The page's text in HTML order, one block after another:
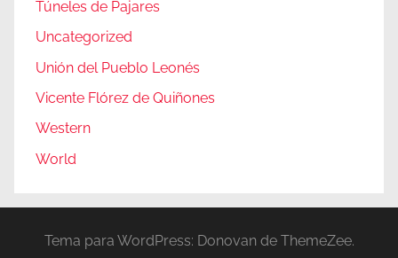
Túneles de Pajares
Uncategorized
Unión del Pueblo Leonés
Vicente Flórez de Quiñones
Western
World
Tema para WordPress: Donovan de ThemeZee.